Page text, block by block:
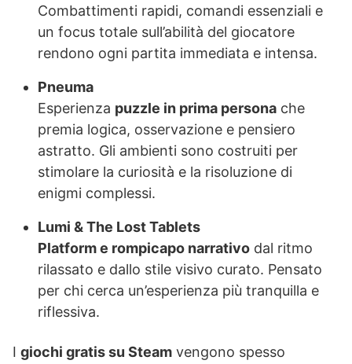
Combattimenti rapidi, comandi essenziali e
un focus totale sull’abilità del giocatore
rendono ogni partita immediata e intensa.
Pneuma
Esperienza puzzle in prima persona che
premia logica, osservazione e pensiero
astratto. Gli ambienti sono costruiti per
stimolare la curiosità e la risoluzione di
enigmi complessi.
Lumi & The Lost Tablets
Platform e rompicapo narrativo dal ritmo
rilassato e dallo stile visivo curato. Pensato
per chi cerca un’esperienza più tranquilla e
riflessiva.
I giochi gratis su Steam vengono spesso